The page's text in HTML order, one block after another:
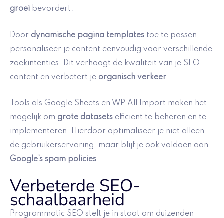
groei bevordert.
Door dynamische pagina templates toe te passen,
personaliseer je content eenvoudig voor verschillende
zoekintenties. Dit verhoogt de kwaliteit van je SEO
content en verbetert je organisch verkeer.
Tools als Google Sheets en WP All Import maken het
mogelijk om grote datasets efficiënt te beheren en te
implementeren. Hierdoor optimaliseer je niet alleen
de gebruikerservaring, maar blijf je ook voldoen aan
Google’s spam policies.
Verbeterde SEO-
schaalbaarheid
Programmatic SEO stelt je in staat om duizenden